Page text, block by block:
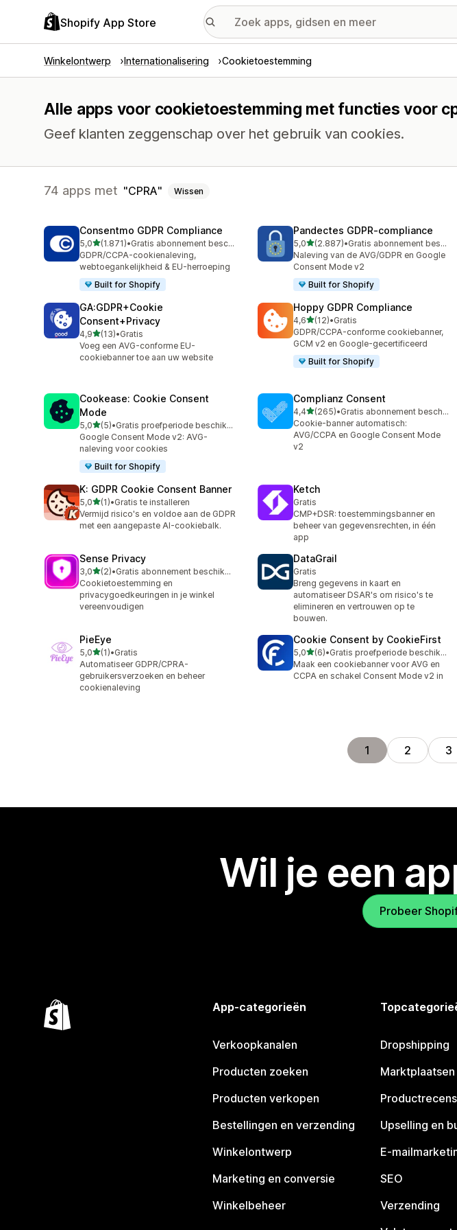
Shopify App Store
Winkelontwerp Internationalisering Cookietoestemming
Alle apps voor cookietoestemming met functies voor
Geef klanten zeggenschap over het gebruik van cookies.
74 apps met CPRA Wissen
Consentmo GDPR Compliance
5,0van 5 sterren
(1.871)
1871 recensies in totaal
•
Gratis abonnement beschikbaar
GDPR/CCPA-cookienaleving,
webtoegankelijkheid & EU-herroeping
Built for Shopify
Pandectes GDPR‑compliance
5,0van 5 sterren
(2.887)
2887 recensies in totaal
•
Gratis abonnement beschikbaar
Naleving van de AVG/GDPR en Google
Consent Mode v2
Built for Shopify
GA:GDPR+Cookie
Consent+Privacy
4,9van 5 sterren
(13)
13 recensies in totaal
•Gratis
Voeg een AVG-conforme EU-
cookiebanner toe aan uw website
Hoppy GDPR Compliance
4,6van 5 sterren
(12)
12 recensies in totaal
•Gratis
GDPR/CCPA-conforme cookiebanner,
GCM v2 en Google-gecertificeerd
Built for Shopify
Cookease: Cookie Consent
Mode
5,0van 5 sterren
(5)
5 recensies in totaal
•
Gratis proefperiode beschikbaar
Google Consent Mode v2: AVG-
naleving voor cookies
Built for Shopify
Complianz Consent
4,4van 5 sterren
(265)
265 recensies in totaal
•
Gratis abonnement beschikbaar
Cookie-banner automatisch:
AVG/CCPA en Google Consent Mode
v2
K: GDPR Cookie Consent Banner
5,0van 5 sterren
(1)
1 recensies in totaal
•Gratis te installeren
Vermijd risico's en voldoe aan de GDPR
met een aangepaste AI-cookiebalk.
Ketch
Gratis
CMP+DSR: toestemmingsbanner en
beheer van gegevensrechten, in één
app
Sense Privacy
3,0van 5 sterren
(2)
2 recensies in totaal
•
Gratis abonnement beschikbaar
Cookietoestemming en
privacygoedkeuringen in je winkel
vereenvoudigen
DataGrail
Gratis
Breng gegevens in kaart en
automatiseer DSAR's om risico's te
elimineren en vertrouwen op te
bouwen.
PieEye
5,0van 5 sterren
(1)
1 recensies in totaal
•Gratis
Automatiseer GDPR/CPRA-
gebruikersverzoeken en beheer
cookienaleving
Cookie Consent by CookieFirst
5,0van 5 sterren
(6)
6 recensies in totaal
•
Gratis proefperiode beschikbaar
Maak een cookiebanner voor AVG en
CCPA en schakel Consent Mode v2 in
1 2 3
Wil je een
Probeer
App-categorieën
Verkoopkanalen
Producten zoeken
Producten verkopen
Bestellingen en verzending
Winkelontwerp
Marketing en conversie
Winkelbeheer
Dropshipping
Marktplaatsen
Upselling en
E-
SEO
Verzending